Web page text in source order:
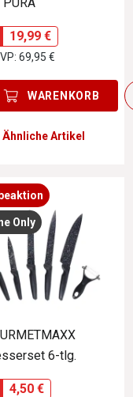
19,99 €
69,95 €
WARENKORB
Ähnliche Artikel
Only
6-tlg.
4,50 €